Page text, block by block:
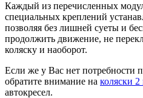
Каждый из перечисленных
специальных креплений
позволяя без лишней суеты и
продолжить движение, не
коляску и наоборот.
Если же у Вас нет потребности
обратите внимание на коляски 2
автокресел.